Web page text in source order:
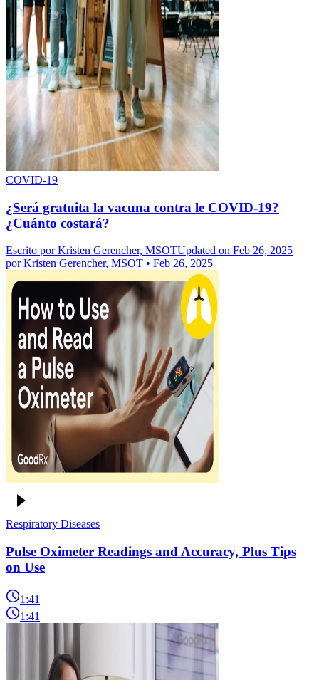
COVID-19
¿Será gratuita la vacuna contra le COVID-19?
¿Cuánto costará?
Escrito por Kristen Gerencher, MSOTUpdated on Feb 26, 2025
por Kristen Gerencher, MSOT • Feb 26, 2025
Respiratory Diseases
Pulse Oximeter Readings and Accuracy, Plus Tips
on Use
1:41
1:41